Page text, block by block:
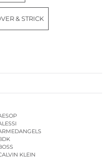
& STRICK
KLEIN